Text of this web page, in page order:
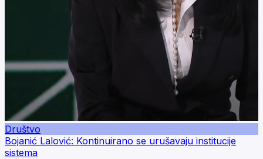
Društvo
Bojanić Lalović: Kontinuirano se urušavaju institucije
sistema